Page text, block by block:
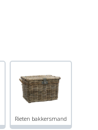
Rieten bakkersmand